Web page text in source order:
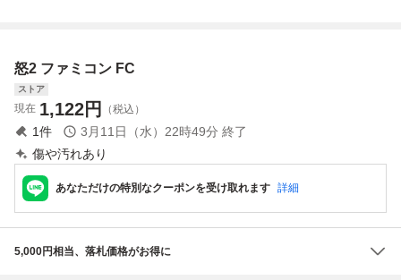
怒2 ファミコン FC
ストア
現在 1,122円 （税込）
1件 3月11日（水）22時49分 終了
傷や汚れあり
あなただけの特別なクーポンを受け取れます 詳細
5,000円相当、落札価格がお得に